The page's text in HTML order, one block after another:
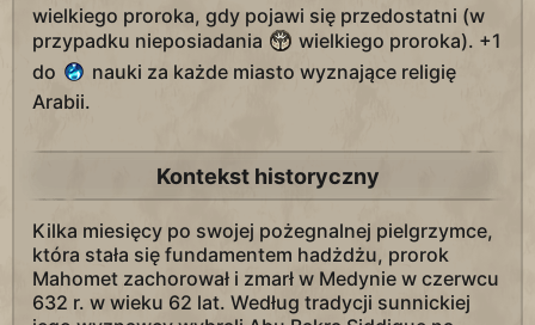
wielkiego proroka, gdy pojawi się przedostatni (w
przypadku nieposiadania
wielkiego proroka). +1
do
nauki za każde miasto wyznające religię
Arabii.
Kontekst historyczny
Kilka miesięcy po swojej pożegnalnej pielgrzymce,
która stała się fundamentem hadżdżu, prorok
Mahomet zachorował i zmarł w Medynie w czerwcu
632 r. w wieku 62 lat. Według tradycji sunnickiej